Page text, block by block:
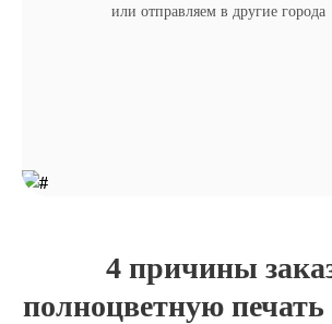
или отправляем в другие города
4 причины
полноцветную печать